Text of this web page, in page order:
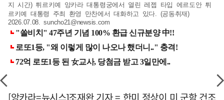
지 시간) 튀르키예 앙카라 대통령궁에서 열린 레젭 타입 에르도안 튀
르키예 대통령 주최 환영 만찬에서 대화하고 있다. (공동취재)
2026.07.08.suncho21@newsis.com
[앙카라=뉴시스]조재완 기자 = 한미 정상이 미 군함 건조